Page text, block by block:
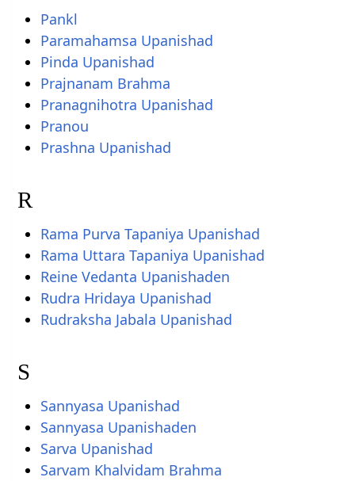
Pankl
Paramahamsa Upanishad
Pinda Upanishad
Prajnanam Brahma
Pranagnihotra Upanishad
Pranou
Prashna Upanishad
R
Rama Purva Tapaniya Upanishad
Rama Uttara Tapaniya Upanishad
Reine Vedanta Upanishaden
Rudra Hridaya Upanishad
Rudraksha Jabala Upanishad
S
Sannyasa Upanishad
Sannyasa Upanishaden
Sarva Upanishad
Sarvam Khalvidam Brahma